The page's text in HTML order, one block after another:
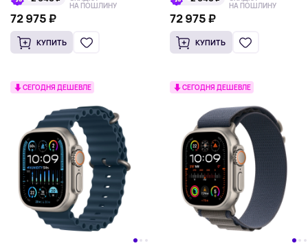
НА ПОШЛИНУ
72 975 ₽
КУПИТЬ
НА ПОШЛИНУ
72 975 ₽
КУПИТЬ
СЕГОДНЯ ДЕШЕВЛЕ СЕГОДНЯ ДЕШЕВЛЕ